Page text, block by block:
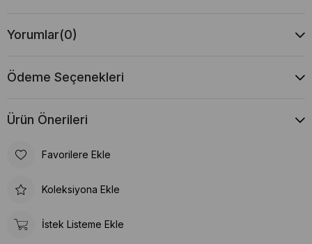
Yorumlar(0)
Ödeme Seçenekleri
Ürün Önerileri
Favorilere Ekle
Koleksiyona Ekle
İstek Listeme Ekle